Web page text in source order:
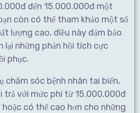
đến 15.000.000đ một
còn có thể tham khảo một số
lượng cao, điều này đảm bảo
lại những phản hồi tích cực
phục.
chăm sóc bệnh nhân tai biến,
trả với mức phí từ 15.000.000đ
có thể cao hơn cho những